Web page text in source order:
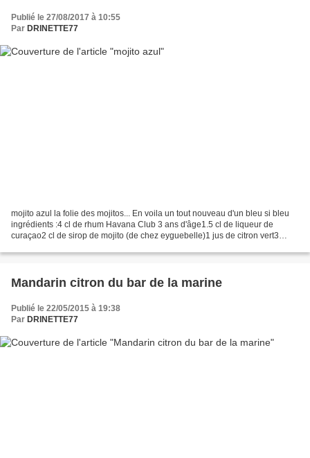
Publié le 27/08/2017 à 10:55
Par DRINETTE77
mojito azul la folie des mojitos... En voila un tout nouveau d'un bleu si bleu
ingrédients :4 cl de rhum Havana Club 3 ans d'âge1.5 cl de liqueur de
curaçao2 cl de sirop de mojito (de chez eyguebelle)1 jus de citron vert3
Mandarin citron du bar de la marine
Publié le 22/05/2015 à 19:38
Par DRINETTE77